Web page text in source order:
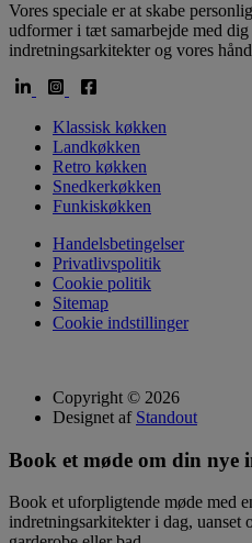
Vores speciale er at skabe
udformer i tæt samarbejde med
indretningsarkitekter og vores
Klassisk køkken
Landkøkken
Retro køkken
Snedkerkøkken
Funkiskøkken
Handelsbetingelser
Privatlivspolitik
Cookie politik
Sitemap
Cookie indstillinger
Copyright © 2026
Designet af Standout
Book et møde om din nye
Book et uforpligtende møde med
indretningsarkitekter i dag, uanset